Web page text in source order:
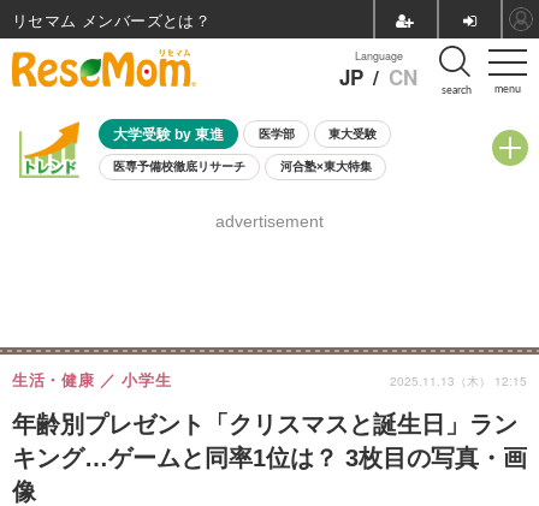
menu
Language
JP / CN search
大学受験 by 東進 医学部 東大受験
医専予備校徹底リサーチ 河合塾×東大特集
8月開催学校説明会・相談会
advertisement
年齢別プレゼント「クリスマスと誕生日」ラン
キング…ゲームと同率1位は？ 3枚目の写真・画
像
生活・健康 小学生 2025.11.13（木） 12:15
リセマム メンバーズ